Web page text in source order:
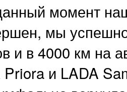
момент
мы
и в 4000 км на
и LADA